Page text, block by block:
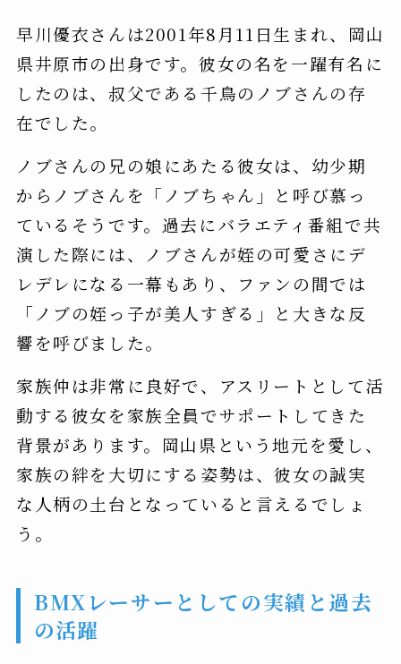
早川優衣さんは2001年8月11日生まれ、岡山
県井原市の出身です。彼女の名を一躍有名に
したのは、叔父である千鳥のノブさんの存
在でした。
ノブさんの兄の娘にあたる彼女は、幼少期
からノブさんを「ノブちゃん」と呼び慕っ
ているそうです。過去にバラエティ番組で共
演した際には、ノブさんが姪の可愛さにデ
レデレになる一幕もあり、ファンの間では
「ノブの姪っ子が美人すぎる」と大きな反
響を呼びました。
家族仲は非常に良好で、アスリートとして活
動する彼女を家族全員でサポートしてきた
背景があります。岡山県という地元を愛し、
家族の絆を大切にする姿勢は、彼女の誠実
な人柄の土台となっていると言えるでしょ
う。
BMXレーサーとしての実績と過去
の活躍